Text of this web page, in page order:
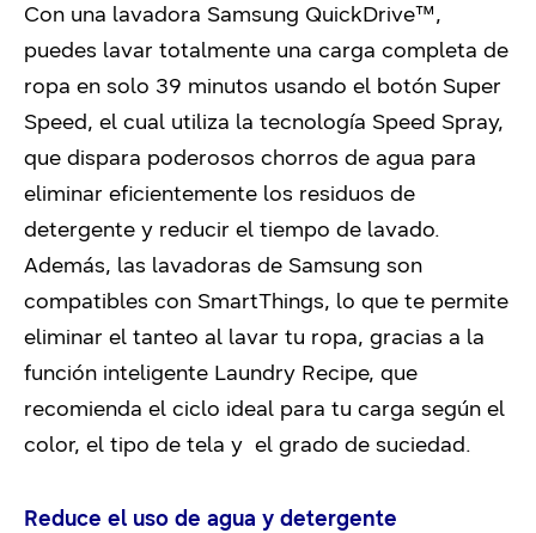
Con una lavadora Samsung QuickDrive™,
puedes lavar totalmente una carga completa de
ropa en solo 39 minutos usando el botón Super
Speed, el cual utiliza la tecnología Speed Spray,
que dispara poderosos chorros de agua para
eliminar eficientemente los residuos de
detergente y reducir el tiempo de lavado.
Además, las lavadoras de Samsung son
compatibles con SmartThings, lo que te permite
eliminar el tanteo al lavar tu ropa, gracias a la
función inteligente Laundry Recipe, que
recomienda el ciclo ideal para tu carga según el
color, el tipo de tela y el grado de suciedad.
Reduce el uso de agua y detergente